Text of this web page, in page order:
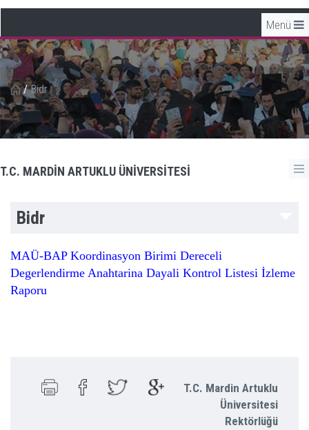
Menü
/ Bidr
T.C. MARDİN ARTUKLU ÜNİVERSİTESİ
Bidr
MAÜ-BAP Koordinasyon Birimi Dereceli
Degerlendirme Anahtarina Dayali Kontrol Listesi İzleme
Raporu
T.C. Mardin Artuklu
Üniversitesi
Rektörlüğü